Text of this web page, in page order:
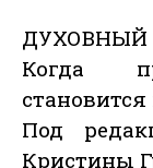
ДУХОВНЫЙ
Когда
Под
Кристины